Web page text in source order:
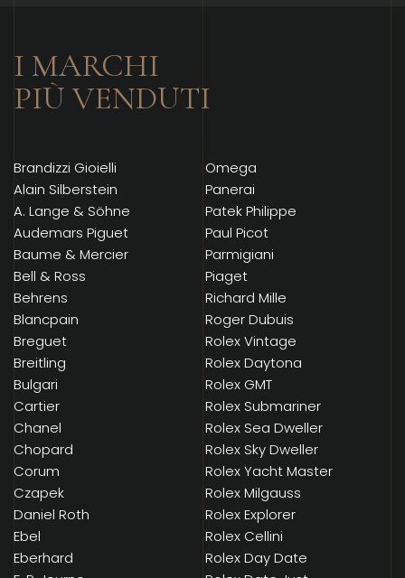
I MARCHI
PIÙ VENDUTI
Brandizzi Gioielli
Alain Silberstein
A. Lange & Söhne
Audemars Piguet
Baume & Mercier
Bell & Ross
Behrens
Blancpain
Breguet
Breitling
Bulgari
Cartier
Chanel
Chopard
Corum
Czapek
Daniel Roth
Ebel
Eberhard
Omega
Panerai
Patek Philippe
Paul Picot
Parmigiani
Piaget
Richard Mille
Roger Dubuis
Rolex Vintage
Rolex Daytona
Rolex GMT
Rolex Submariner
Rolex Sea Dweller
Rolex Sky Dweller
Rolex Yacht Master
Rolex Milgauss
Rolex Explorer
Rolex Cellini
Rolex Day Date